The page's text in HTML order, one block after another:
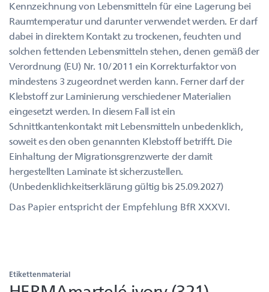
Kennzeichnung von Lebensmitteln für eine Lagerung bei
Raumtemperatur und darunter verwendet werden. Er darf
dabei in direktem Kontakt zu trockenen, feuchten und
solchen fettenden Lebensmitteln stehen, denen gemäß der
Verordnung (EU) Nr. 10/2011 ein Korrekturfaktor von
mindestens 3 zugeordnet werden kann. Ferner darf der
Klebstoff zur Laminierung verschiedener Materialien
eingesetzt werden. In diesem Fall ist ein
Schnittkantenkontakt mit Lebensmitteln unbedenklich,
soweit es den oben genannten Klebstoff betrifft. Die
Einhaltung der Migrationsgrenzwerte der damit
hergestellten Laminate ist sicherzustellen.
(Unbedenklichkeitserklärung gültig bis 25.09.2027)
Das Papier entspricht der Empfehlung BfR XXXVI.
Etikettenmaterial